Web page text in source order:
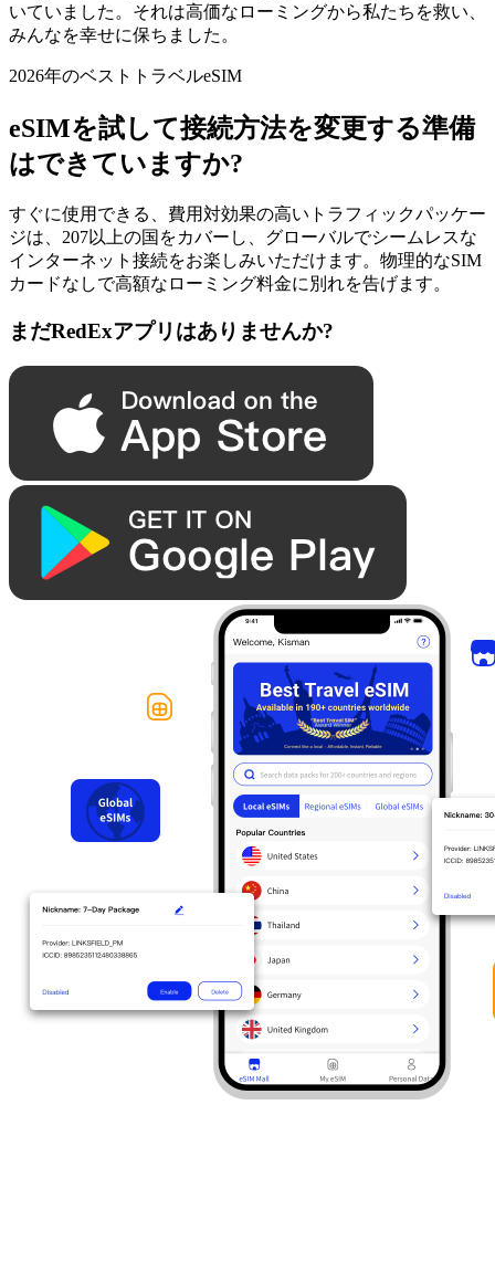
いていました。それは高価なローミングから私たちを救い、
みんなを幸せに保ちました。
2026年のベストトラベルeSIM
eSIMを試して接続方法を変更する準備
はできていますか?
すぐに使用できる、費用対効果の高いトラフィックパッケー
ジは、207以上の国をカバーし、グローバルでシームレスな
インターネット接続をお楽しみいただけます。物理的なSIM
カードなしで高額なローミング料金に別れを告げます。
まだRedExアプリはありませんか?